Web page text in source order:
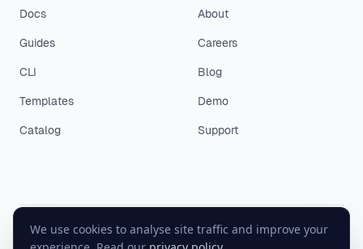
We use cookies to analyse site traffic and improve your
Docs
Guides
CLI
Templates
Catalog
About
Careers
Blog
Demo
Support
©2026EasyEnv. All rights reserved.